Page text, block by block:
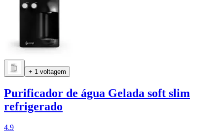
+ 1 voltagem
Purificador de água Gelada soft slim
refrigerado
4.9